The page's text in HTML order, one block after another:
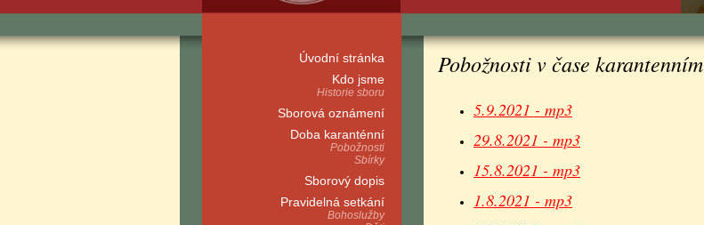
Úvodní stránka
Kdo jsme
Historie sboru
Sborová oznámení
Doba karanténní
Pobožnosti
Sbírky
Sborový dopis
Pravidelná setkání
Bohoslužby
Pobožnosti v čase karantenním
5.9.2021 - mp3
29.8.2021 - mp3
15.8.2021 - mp3
1.8.2021 - mp3